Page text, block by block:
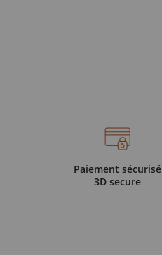
Paiement sécurisé
3D secure